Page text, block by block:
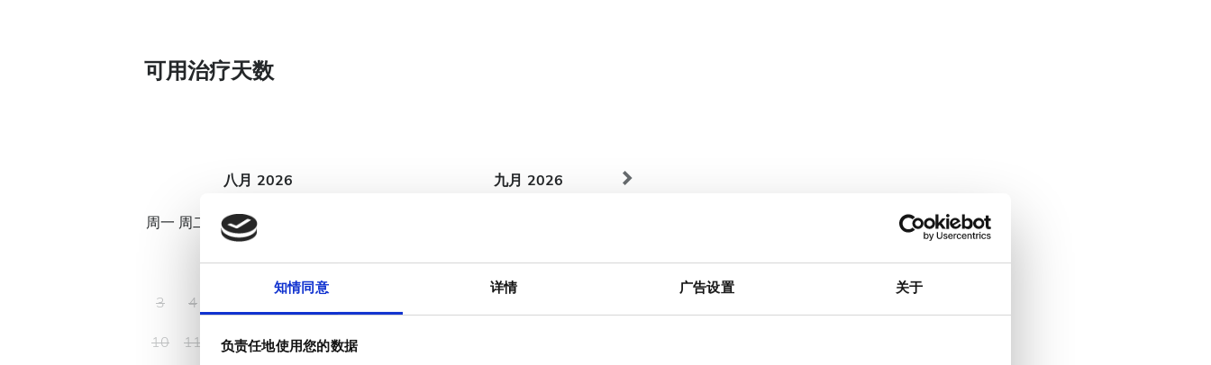
知情同意 详情 广告设置 关于
负责任地使用您的数据
可用治疗天数
八月 2026
周一 周二 周三周四
1
2
3
4
10
11 12 13 14 15
16
九月 2026
1 2 3 4 5
6